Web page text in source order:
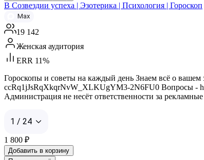
В Созвездии успеха | Эзотерика | Психология | Гороскоп
Max
19 142
Женская аудитория
ERR 11%
Гороскопы и советы на каждый день Знаем всё о
ccRq1jJsRqXkqrNvW_XLKUgYM3-2N6FU0 Вопросы -
Администрация не несёт ответственности за
1 / 24
1 800 ₽
Добавить в корзину